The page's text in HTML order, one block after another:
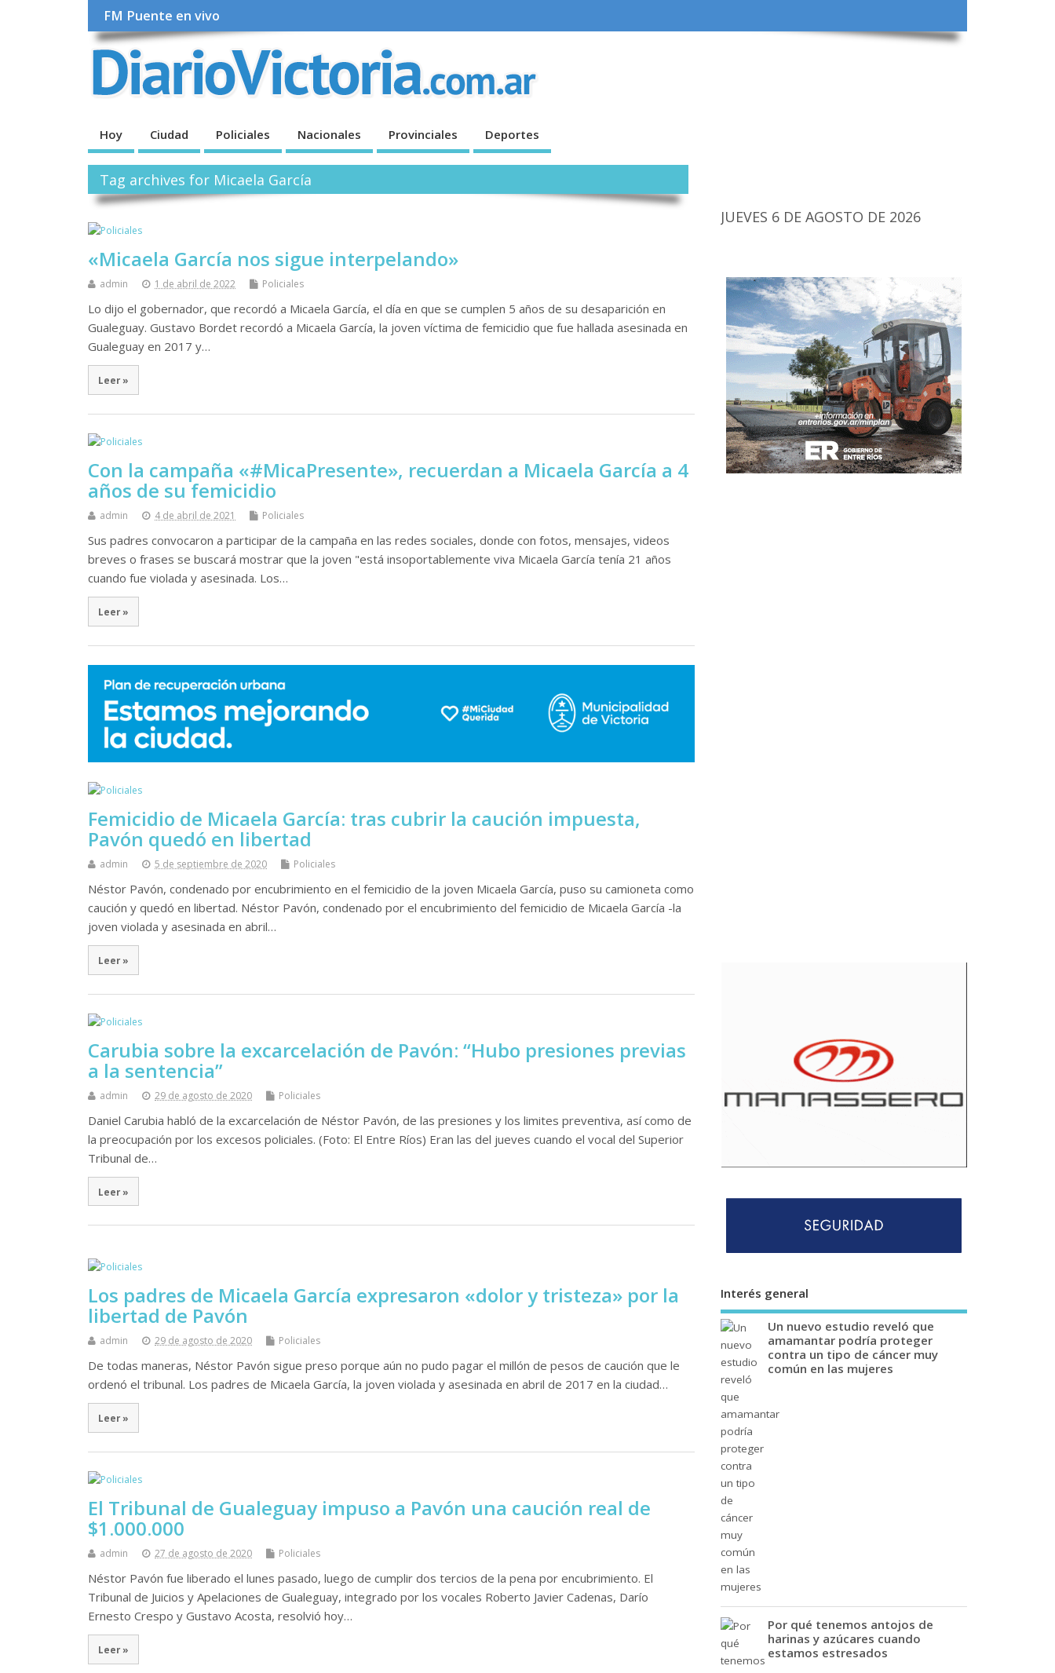
FM Puente en vivo
Hoy Ciudad Policiales Nacionales Provinciales Deportes
Tag archives for Micaela García
«Micaela García nos sigue interpelando»
admin 1 de abril de 2022 Policiales
Lo dijo el gobernador, que recordó a Micaela García, el día en que se cumplen 5 años de su desaparición en
Gualeguay. Gustavo Bordet recordó a Micaela García, la joven víctima de femicidio que fue hallada asesinada en
Gualeguay en 2017 y…
Leer »
Con la campaña «#MicaPresente», recuerdan a Micaela García a 4
años de su femicidio
admin 4 de abril de 2021 Policiales
Sus padres convocaron a participar de la campaña en las redes sociales, donde con fotos, mensajes, videos
breves o frases se buscará mostrar que la joven "está insoportablemente viva Micaela García tenía 21 años
cuando fue violada y asesinada. Los…
Leer »
Femicidio de Micaela García: tras cubrir la caución impuesta,
Pavón quedó en libertad
admin 5 de septiembre de 2020 Policiales
Néstor Pavón, condenado por encubrimiento en el femicidio de la joven Micaela García, puso su camioneta como
caución y quedó en libertad. Néstor Pavón, condenado por el encubrimiento del femicidio de Micaela García -la
joven violada y asesinada en abril…
Leer »
Carubia sobre la excarcelación de Pavón: “Hubo presiones previas
a la sentencia”
admin 29 de agosto de 2020 Policiales
Daniel Carubia habló de la excarcelación de Néstor Pavón, de las presiones y los limites preventiva, así como de
la preocupación por los excesos policiales. (Foto: El Entre Ríos) Eran las del jueves cuando el vocal del Superior
Tribunal de…
Leer »
Los padres de Micaela García expresaron «dolor y tristeza» por la
libertad de Pavón
admin 29 de agosto de 2020 Policiales
De todas maneras, Néstor Pavón sigue preso porque aún no pudo pagar el millón de pesos de caución que le
ordenó el tribunal. Los padres de Micaela García, la joven violada y asesinada en abril de 2017 en la ciudad…
Leer »
El Tribunal de Gualeguay impuso a Pavón una caución real de
$1.000.000
admin 27 de agosto de 2020 Policiales
Néstor Pavón fue liberado el lunes pasado, luego de cumplir dos tercios de la pena por encubrimiento. El
Tribunal de Juicios y Apelaciones de Gualeguay, integrado por los vocales Roberto Javier Cadenas, Darío
Ernesto Crespo y Gustavo Acosta, resolvió hoy…
Leer »
JUEVES 6 DE AGOSTO DE 2026
Interés general
Un nuevo estudio reveló que
amamantar podría proteger
contra un tipo de cáncer muy
común en las mujeres
Por qué tenemos antojos de
harinas y azúcares cuando
estamos estresados